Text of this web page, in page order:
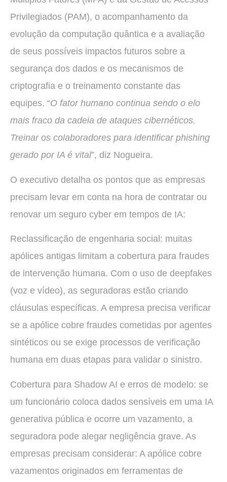
Privilegiados (PAM), o acompanhamento da
evolução da computação quântica e a avaliação
de seus possíveis impactos futuros sobre a
segurança dos dados e os mecanismos de
criptografia e o treinamento constante das
equipes. “O fator humano continua sendo o elo
mais fraco da cadeia de ataques cibernéticos.
Treinar os colaboradores para identificar phishing
gerado por IA é vital”, diz Nogueira.
O executivo detalha os pontos que as empresas
precisam levar em conta na hora de contratar ou
renovar um seguro cyber em tempos de IA:
Reclassificação de engenharia social: muitas
apólices antigas limitam a cobertura para fraudes
de intervenção humana. Com o uso de deepfakes
(voz e vídeo), as seguradoras estão criando
cláusulas específicas. A empresa precisa verificar
se a apólice cobre fraudes cometidas por agentes
sintéticos ou se exige processos de verificação
humana em duas etapas para validar o sinistro.
Cobertura para Shadow AI e erros de modelo: se
um funcionário coloca dados sensíveis em uma IA
generativa pública e ocorre um vazamento, a
seguradora pode alegar negligência grave. As
empresas precisam considerar: A apólice cobre
vazamentos originados em ferramentas de